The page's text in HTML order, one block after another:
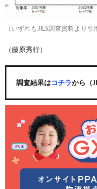
（いずれもJILS調査資料より引
（藤原秀行）
調査結果はコチラから（